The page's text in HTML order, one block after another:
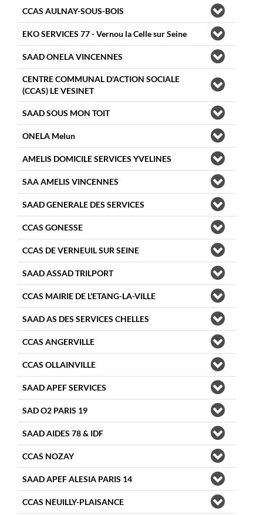
CCAS AULNAY-SOUS-BOIS
EKO SERVICES 77 - Vernou la Celle sur Seine
SAAD ONELA VINCENNES
CENTRE COMMUNAL D'ACTION SOCIALE
(CCAS) LE VESINET
SAAD SOUS MON TOIT
ONELA Melun
AMELIS DOMICILE SERVICES YVELINES
SAA AMELIS VINCENNES
SAAD GENERALE DES SERVICES
CCAS GONESSE
CCAS DE VERNEUIL SUR SEINE
SAAD ASSAD TRILPORT
CCAS MAIRIE DE L'ETANG-LA-VILLE
SAAD AS DES SERVICES CHELLES
CCAS ANGERVILLE
CCAS OLLAINVILLE
SAAD APEF SERVICES
SAD O2 PARIS 19
SAAD AIDES 78 & IDF
CCAS NOZAY
SAAD APEF ALESIA PARIS 14
CCAS NEUILLY-PLAISANCE